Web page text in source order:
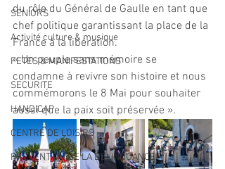
SENIORS
Activité culture & musique
FETES & MANIFESTATIONS
SECURITE
HANDICAP
CENTRE DE LOISIRS
PREVENTION DE LA DELINQUANCE
du rôle du Général de Gaulle en tant que
chef politique garantissant la place de la
France à la libération.
« Un peuple sans mémoire se
condamne à revivre son histoire et nous
commémorons le 8 Mai pour souhaiter
aussi que la paix soit préservée ».